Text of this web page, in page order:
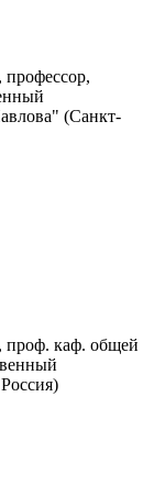
(Санкт-
проф. каф. общей